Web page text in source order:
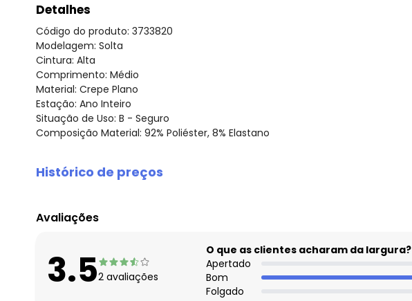
Detalhes
Código do produto: 3733820
Modelagem: Solta
Cintura: Alta
Comprimento: Médio
Material: Crepe Plano
Estação: Ano Inteiro
Situação de Uso: B - Seguro
Composição Material: 92% Poliéster, 8% Elastano
Histórico de preços
agosto/2026
maio/2026
abril/2026
Avaliações
3.52 avaliações
O que as clientes acharam da largura?
Apertado
Bom
Folgado